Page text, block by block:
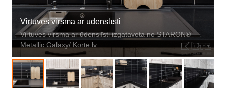
Virtuves virsma ar ūdenslīsti
Virtuves virsma ar ūdenslīsti izgatavota no STARON®
Metallic Galaxy/ Korte.lv